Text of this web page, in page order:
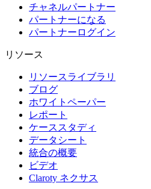
チャネルパートナー
パートナーになる
パートナーログイン
リソース
リソースライブラリ
ブログ
ホワイトペーパー
レポート
ケーススタディ
データシート
統合の概要
ビデオ
Claroty ネクサス